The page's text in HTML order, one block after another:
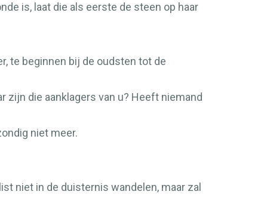
is, laat die als eerste de steen op haar
te beginnen bij de oudsten tot de
zijn die aanklagers van u? Heeft niemand
niet meer.
niet in de duisternis wandelen, maar zal